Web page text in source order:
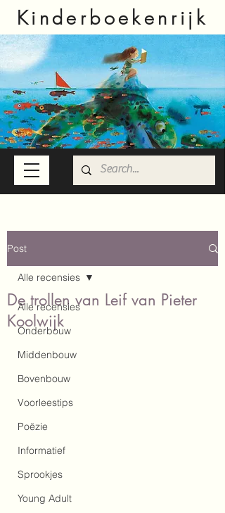
Kinderboekenrijk
Post
Alle recensies
Onderbouw
Middenbouw
Bovenbouw
Voorleestips
Poëzie
Informatief
Sprookjes
Young Adult
Alle recensies
De trollen van Leif van Pieter
Koolwijk